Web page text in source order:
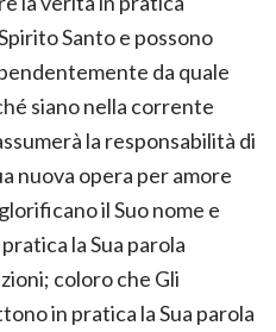
Santo e possono
da quale
siano nella corrente
la responsabilità di
nuova opera per amore
il Suo nome e
la Sua parola
coloro che Gli
in pratica la Sua parola